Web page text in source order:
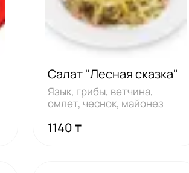
Салат "Лесная сказка"
Язык, грибы, ветчина,
омлет, чеснок, майонез
1140 ₸